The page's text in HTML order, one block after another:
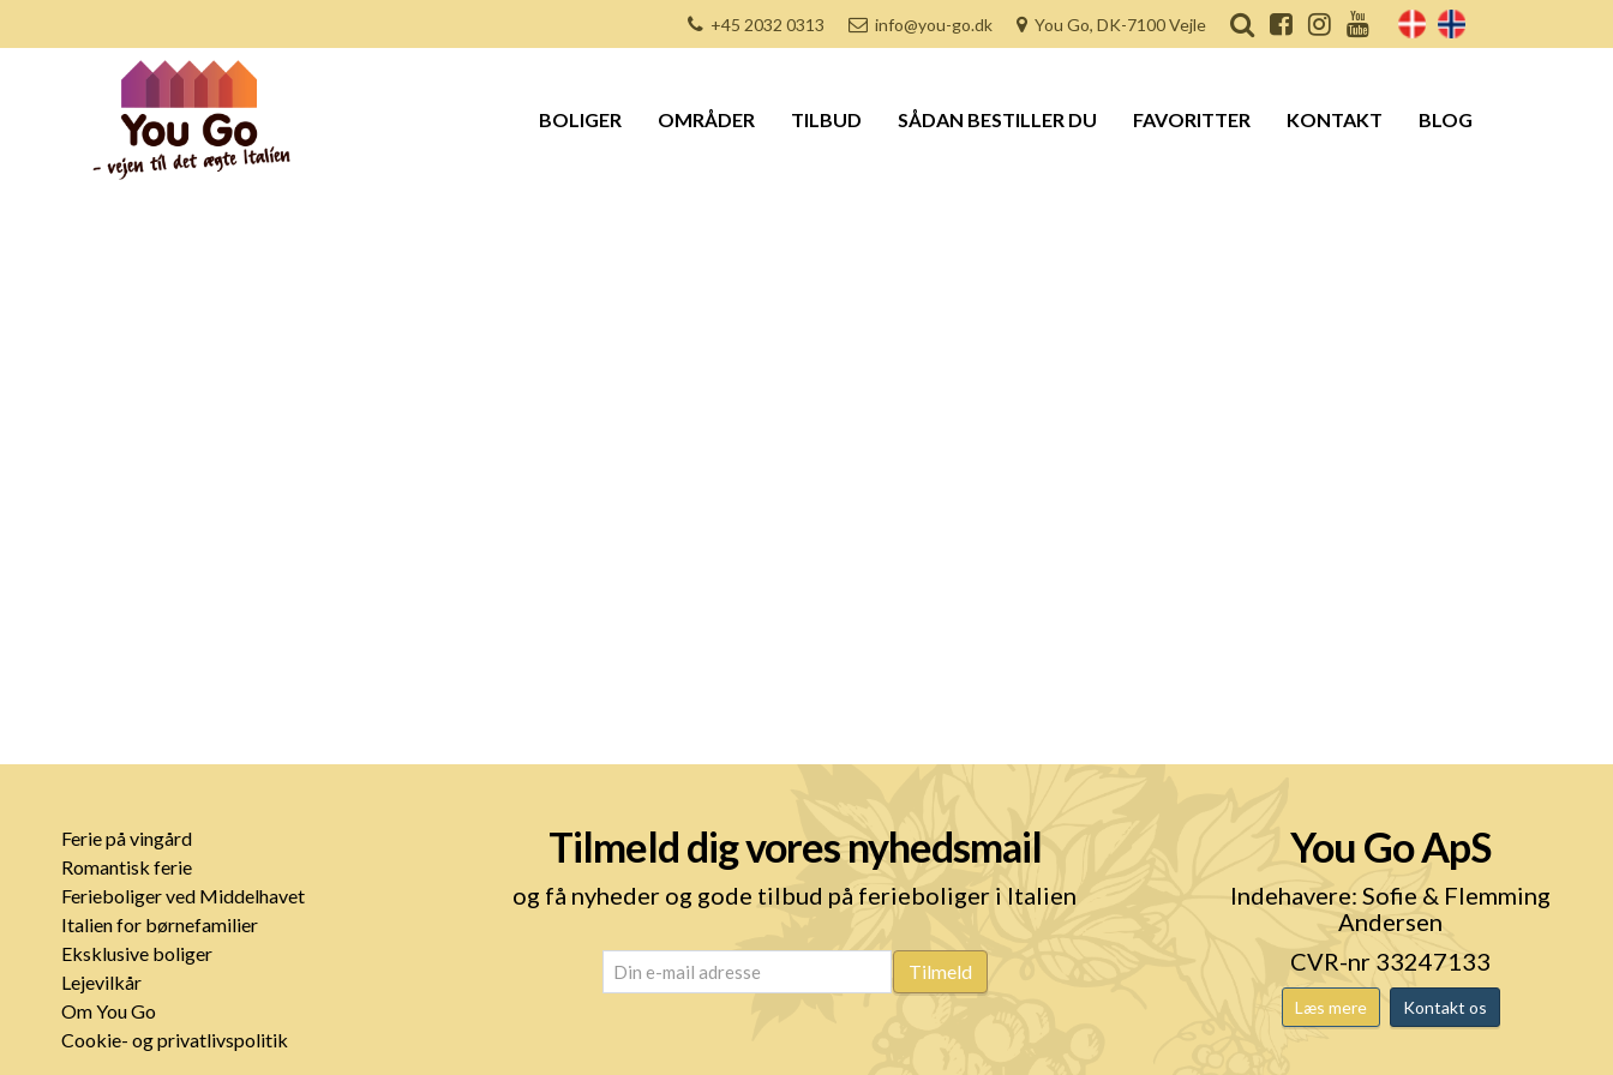
+45 2032 0313 info@you-go.dk You Go, DK-7100 Vejle
BOLIGER OMRÅDER TILBUD SÅDAN BESTILLER DU FAVORITTER KONTAKT BLOG
Ferie på vingård
Romantisk ferie
Ferieboliger ved Middelhavet
Italien for børnefamilier
Eksklusive boliger
Lejevilkår
Om You Go
Cookie- og privatlivspolitik
Tilmeld dig vores nyhedsmail
og få nyheder og gode tilbud på ferieboliger i Italien
(Påkrævet)
You Go ApS
Indehavere: Sofie & Flemming
Andersen
CVR-nr 33247133
Læs mere Kontakt os